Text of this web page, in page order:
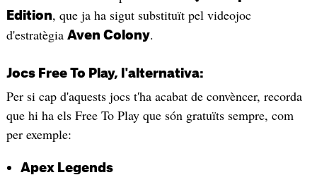
Edition, que ja ha sigut substituït pel videojoc
d'estratègia Aven Colony.
Jocs Free To Play, l'alternativa:
Per si cap d'aquests jocs t'ha acabat de convèncer, recorda
que hi ha els Free To Play que són gratuïts sempre, com
per exemple:
Apex Legends